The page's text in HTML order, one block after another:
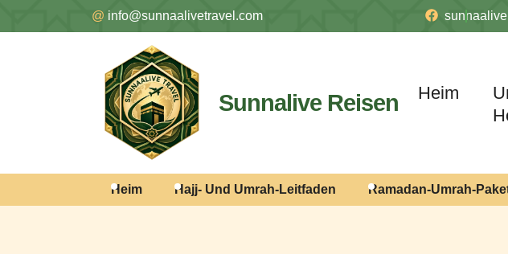
@ info@sunnaalivetravel.com sunnaalive
Sunnalive Reisen Heim
Heim Hajj- Und Umrah-Leitfaden Ramadan-Umrah-